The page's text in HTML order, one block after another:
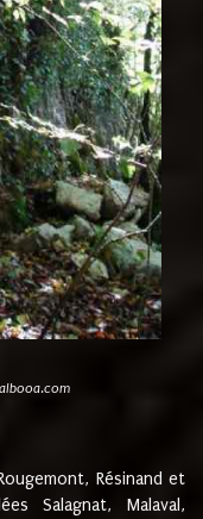
Résinand et
Salagnat, Malaval,